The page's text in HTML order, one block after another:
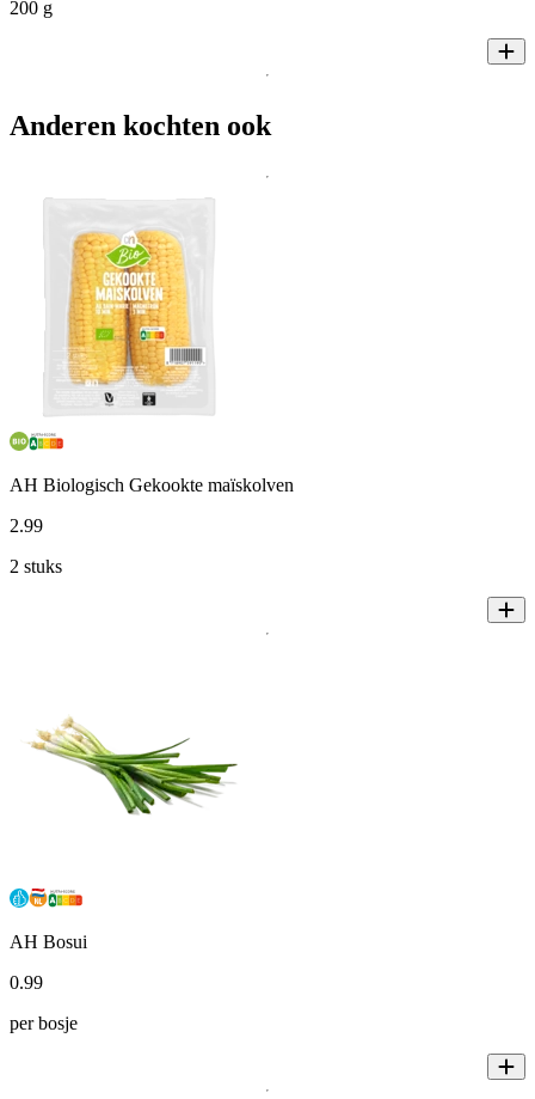
200 g
Anderen kochten ook
AH Biologisch Gekookte maïskolven
2.99
2 stuks
AH Bosui
0.99
per bosje